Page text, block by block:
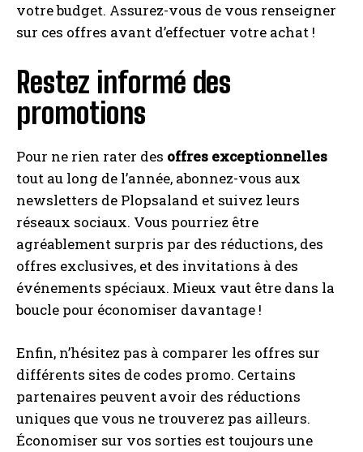
votre budget. Assurez-vous de vous renseigner
sur ces offres avant d’effectuer votre achat !
Restez informé des
promotions
Pour ne rien rater des offres exceptionnelles
tout au long de l’année, abonnez-vous aux
newsletters de Plopsaland et suivez leurs
réseaux sociaux. Vous pourriez être
agréablement surpris par des réductions, des
offres exclusives, et des invitations à des
événements spéciaux. Mieux vaut être dans la
boucle pour économiser davantage !
Enfin, n’hésitez pas à comparer les offres sur
différents sites de codes promo. Certains
partenaires peuvent avoir des réductions
uniques que vous ne trouverez pas ailleurs.
Économiser sur vos sorties est toujours une